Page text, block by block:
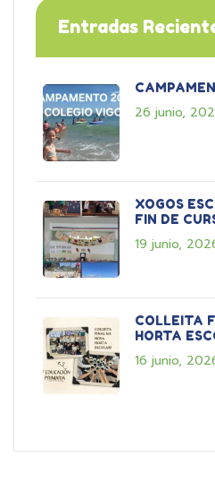
Entradas
26 junio,
XOGOS
FIN DE
19 junio,
COLLEITA
HORTA
16 junio,